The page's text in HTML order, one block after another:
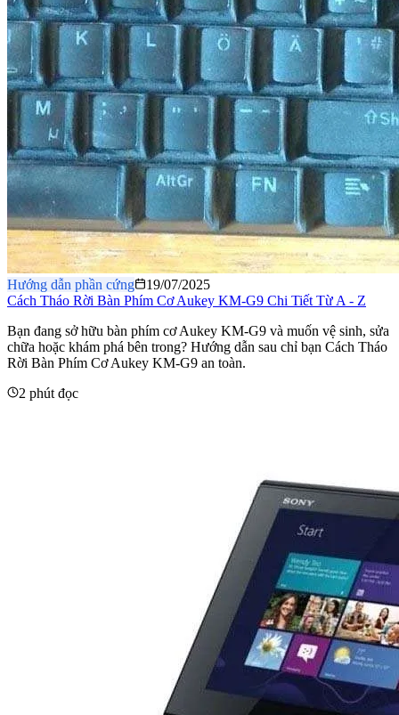
Hướng dẫn phần cứng
19/07/2025
Cách Tháo Rời Bàn Phím Cơ Aukey KM-G9 Chi Tiết Từ A - Z
​Bạn đang sở hữu bàn phím cơ Aukey KM-G9 và muốn vệ sinh, sửa
chữa hoặc khám phá bên trong? Hướng dẫn sau chỉ bạn Cách Tháo
Rời Bàn Phím Cơ Aukey KM-G9 an toàn.
2 phút đọc